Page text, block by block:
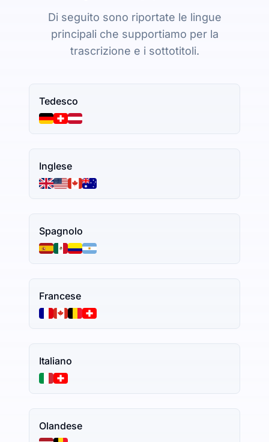
Di seguito sono riportate le lingue
principali che supportiamo per la
trascrizione e i sottotitoli.
Tedesco
Inglese
Spagnolo
Francese
Italiano
Olandese